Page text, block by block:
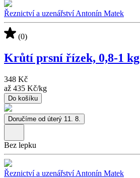
Řeznictví a uzenářství Antonín Matek
(0)
Krůtí prsní řízek, 0,8-1 kg
348 Kč
až 435 Kč/kg
Do košíku
Doručíme od úterý 11. 8.
Bez lepku
Řeznictví a uzenářství Antonín Matek